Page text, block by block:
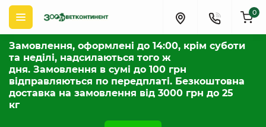
Замовлення, оформлені до 14:00, крім суботи
та неділі, надсилаються того ж
дня. Замовлення в сумі до 100 грн
відправляються по передплаті. Безкоштовна
доставка на замовлення від 3000 грн до 25
кг
0